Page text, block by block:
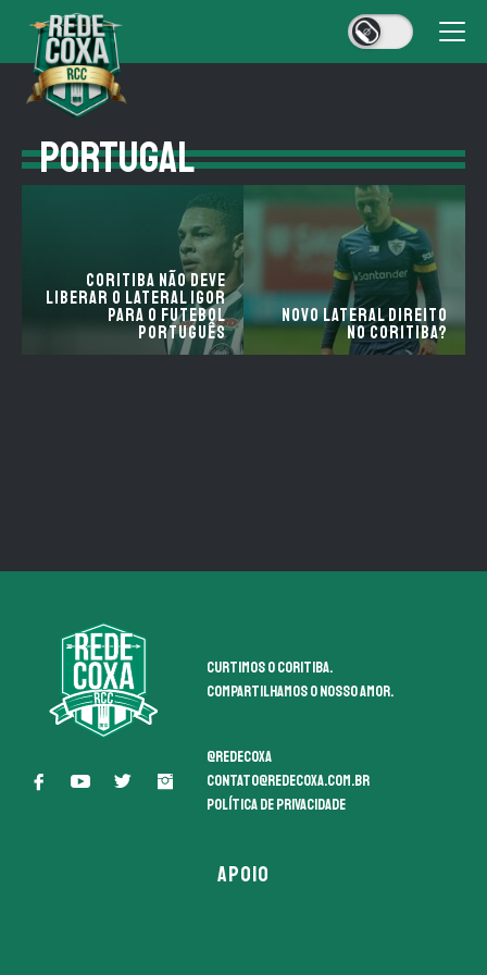
PORTUGAL
Coritiba não deve
liberar o lateral Igor
para o futebol
português
Novo lateral direito
no Coritiba?
Curtimos o coritiba.
Compartilhamos o nosso amor.
@redecoxa
contato@redecoxa.com.br
Política de Privacidade
APOIO